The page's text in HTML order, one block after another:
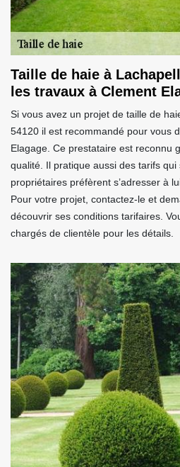
Taille de haie à
les travaux à Clement
Si vous avez un projet de taille de
54120 il est recommandé pour vous
Elagage. Ce prestataire est reconnu
qualité. Il pratique aussi des tarifs
propriétaires préfèrent s’adresser à
Pour votre projet, contactez-le et
découvrir ses conditions tarifaires.
chargés de clientèle pour les détails.